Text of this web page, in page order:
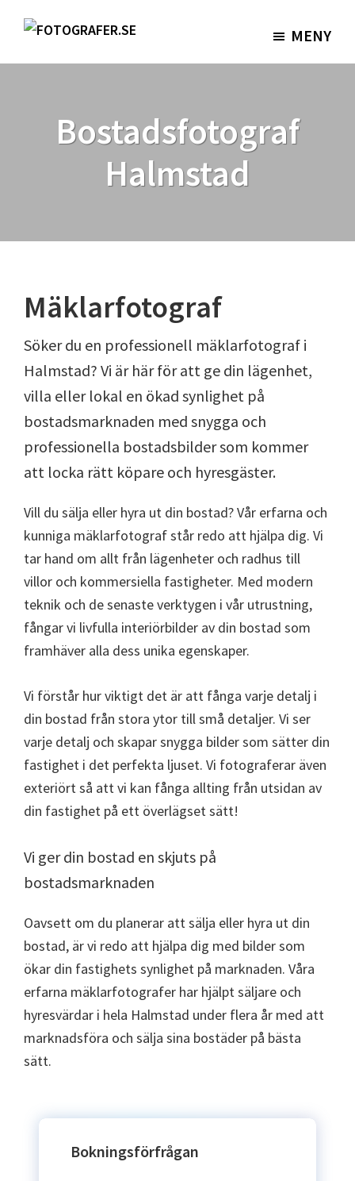
Fotografer.se MENY
Bostadsfotograf
Halmstad
Mäklarfotograf
Söker du en professionell mäklarfotograf i
Halmstad? Vi är här för att ge din lägenhet,
villa eller lokal en ökad synlighet på
bostadsmarknaden med snygga och
professionella bostadsbilder som kommer
att locka rätt köpare och hyresgäster.
Vill du sälja eller hyra ut din bostad? Vår erfarna och
kunniga mäklarfotograf står redo att hjälpa dig. Vi
tar hand om allt från lägenheter och radhus till
villor och kommersiella fastigheter. Med modern
teknik och de senaste verktygen i vår utrustning,
fångar vi livfulla interiörbilder av din bostad som
framhäver alla dess unika egenskaper.
Vi förstår hur viktigt det är att fånga varje detalj i
din bostad från stora ytor till små detaljer. Vi ser
varje detalj och skapar snygga bilder som sätter din
fastighet i det perfekta ljuset. Vi fotograferar även
exteriört så att vi kan fånga allting från utsidan av
din fastighet på ett överlägset sätt!
Vi ger din bostad en skjuts på
bostadsmarknaden
Oavsett om du planerar att sälja eller hyra ut din
bostad, är vi redo att hjälpa dig med bilder som
ökar din fastighets synlighet på marknaden. Våra
erfarna mäklarfotografer har hjälpt säljare och
hyresvärdar i hela Halmstad under flera år med att
marknadsföra och sälja sina bostäder på bästa
sätt.
Bokningsförfrågan